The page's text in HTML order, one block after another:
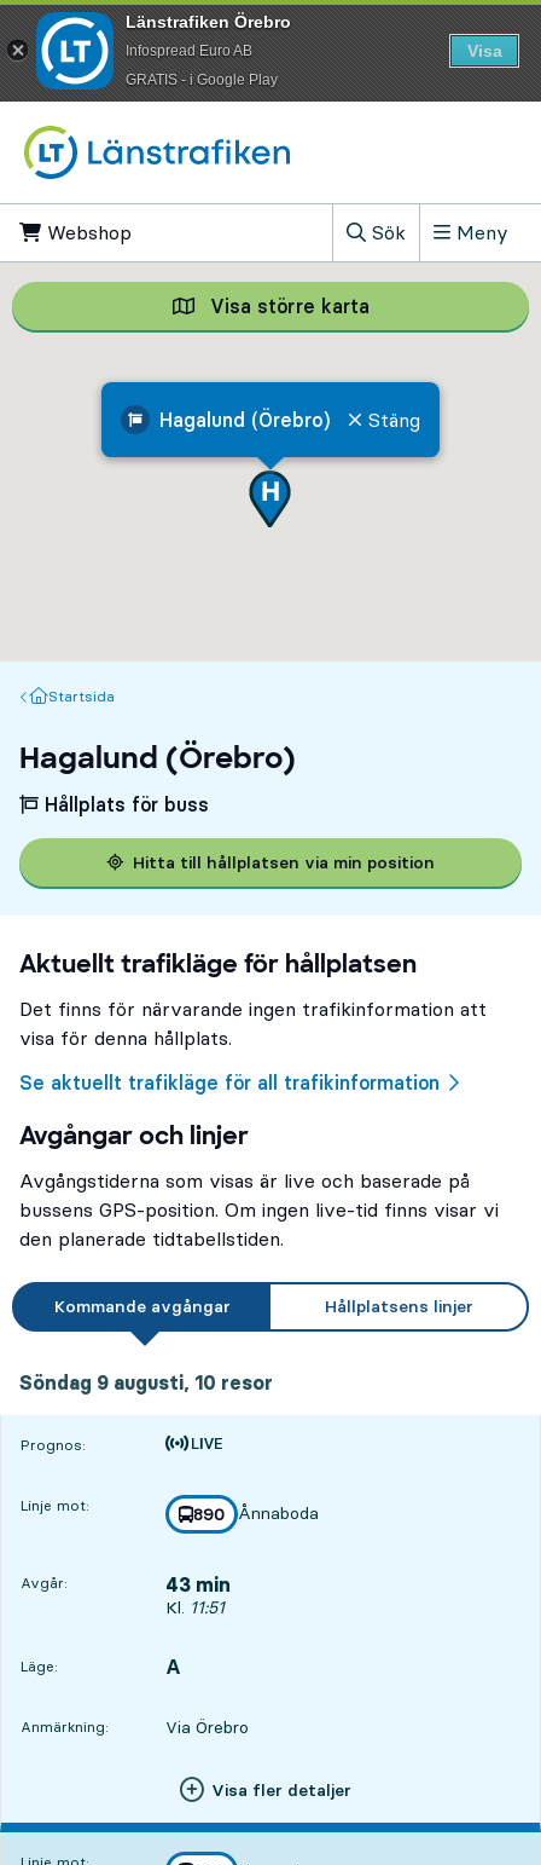
Webshop
Sök
, Visa sökfältet
Meny
Hagalund (Örebro) Stäng
Visa större karta Visa större
Startsida
Startsida
Hagalund (Örebro)
Hållplats för buss
Hitta till hållplatsen via min position
Aktuellt trafikläge för hållplatsen
Det finns för närvarande ingen trafikinformation att
visa för denna hållplats.
Se aktuellt trafikläge för all trafikinformation
Avgångar och linjer
Avgångstiderna som visas är live och baserade på
bussens GPS-position. Om ingen live-tid finns visar vi
den planerade tidtabellstiden.
Kommande avgångar Hållplatsens linjer
Söndag 9 augusti, 10 resor
Prognos:
Tiden är prognos
Linje mot: linje
890
mot
Ånnaboda
,
Avgår: 43 min
Avgår, Kl. 11:51, om 43 min
Kl. 11:51
Läge:
LÄGE, A
,
Anmärkning: Via Örebro
Visa fler detaljer
Länstrafiken Örebro
Infospread Euro AB
​GRATIS - i Google Play
Visa